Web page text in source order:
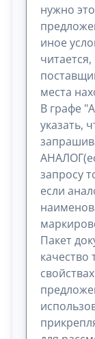
нужно
иное
читается,
места
В графе
указать,
запросу
если
Пакет